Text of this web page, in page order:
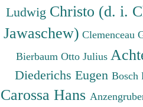
Ludwig Christo (d. i.
Jawaschew) Clemenceau
Bierbaum Otto Julius
Diederichs Eugen Bosch
Carossa Hans